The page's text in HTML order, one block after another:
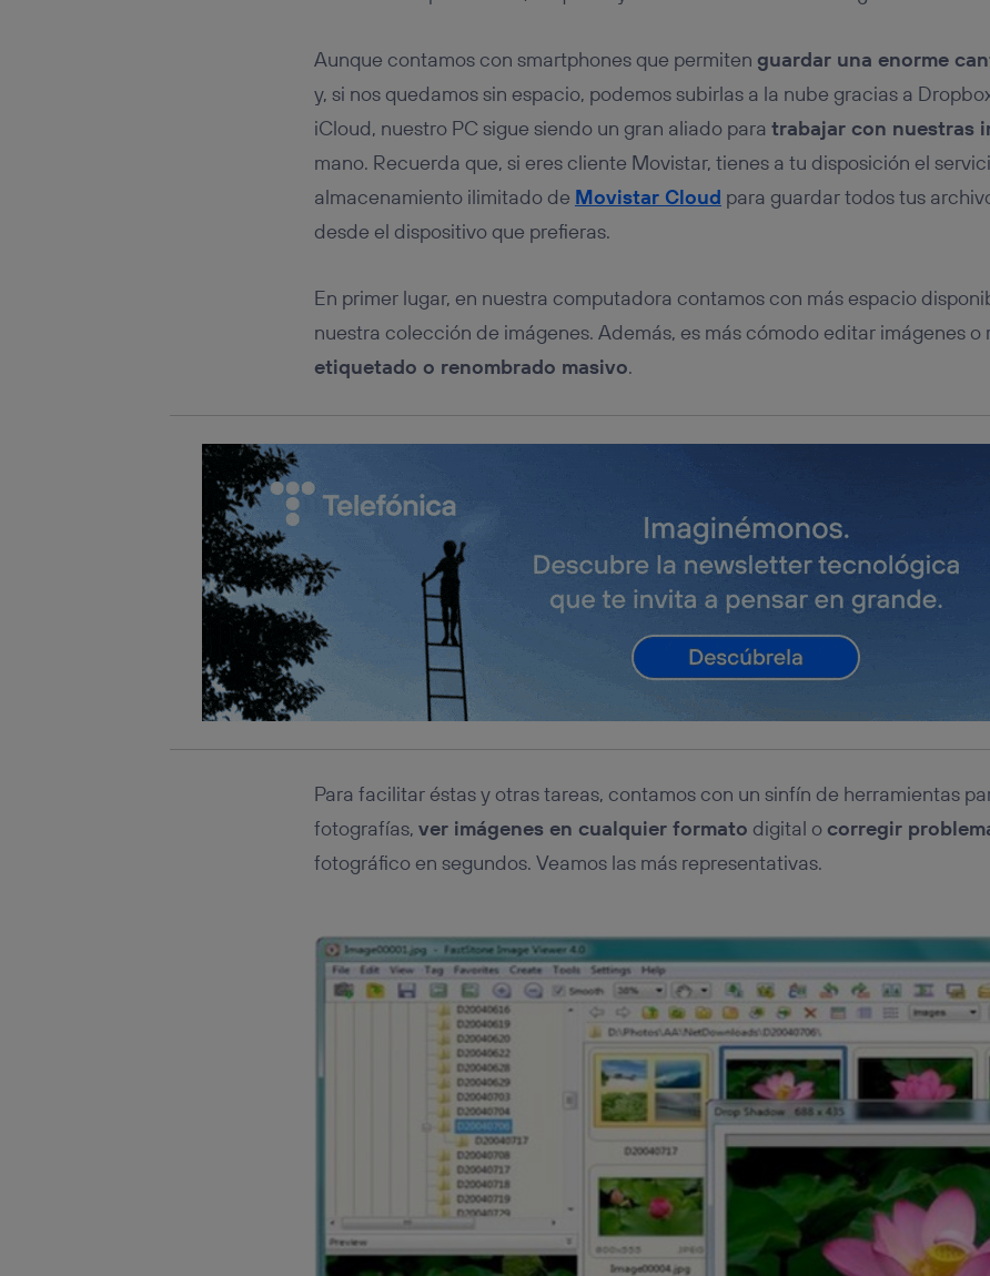
Aunque contamos con smartphones que permiten guardar una enorme
y, si nos quedamos sin espacio, podemos subirlas a la nube gracias a
iCloud, nuestro PC sigue siendo un gran aliado para trabajar con nuestras
mano. Recuerda que, si eres cliente Movistar, tienes a tu disposición el
almacenamiento ilimitado de Movistar Cloud para guardar todos tus
desde el dispositivo que prefieras.
En primer lugar, en nuestra computadora contamos con más espacio
nuestra colección de imágenes. Además, es más cómodo editar imágenes o
etiquetado o renombrado masivo.
Para facilitar éstas y otras tareas, contamos con un sinfín de herramientas
fotografías, ver imágenes en cualquier formato digital ocorregir
fotográfico en segundos. Veamos las más representativas.
conexión de banda ancha
(p. ej., Wi-Fi), el marketing o
realizará en función de las actividades de navegación de los miembros del
hayan dado su consentimiento.
únicamente en la navegación del usuario del móvil.
Puedes gestionar los consentimientos Utiq seleccionando “Administrar Utiq”
inferior de esta página web o visitando el
Para más información, consulta la